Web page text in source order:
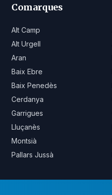
Comarques
Alt Camp
Alt Urgell
Aran
Baix Ebre
Baix Penedès
Cerdanya
Garrigues
Lluçanès
Montsià
Pallars Jussà